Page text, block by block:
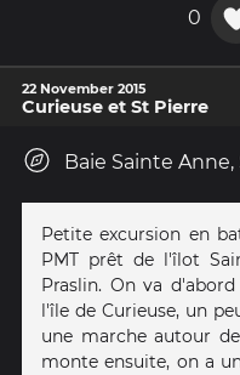
0
22 November 2015
Curieuse et St Pierre
Baie Sainte
Petite excursion en
PMT prêt de l'îlot
Praslin. On va
l'île de Curieuse, un
une marche autour
monte ensuite, on a